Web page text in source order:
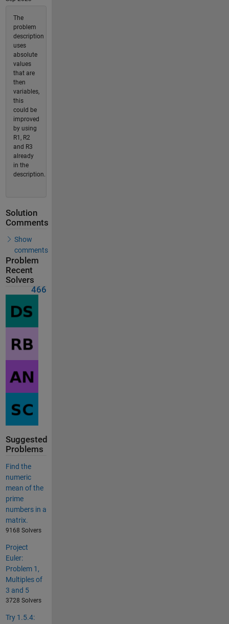
The
problem
description
uses
absolute
values
that are
then
variables,
this
could be
improved
by using
R1, R2
and R3
already
in the
description.
Solution
Comments
Show
comments
Problem
Recent
Solvers
466
Suggested
Problems
Find the
numeric
mean of the
prime
numbers in a
matrix.
9168 Solvers
Project
Euler:
Problem 1,
Multiples of
3 and 5
3728 Solvers
Try 1.5.4: